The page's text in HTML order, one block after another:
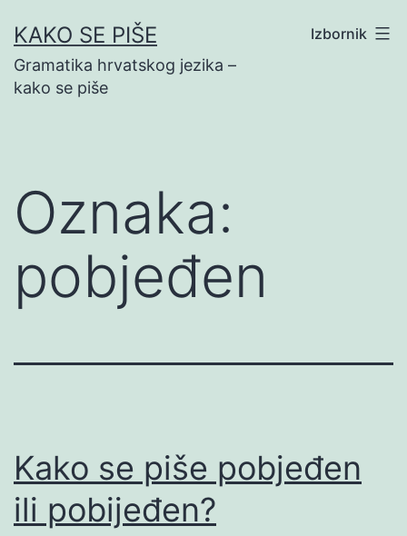
na
sadržaj
KAKO SE PIŠE
Gramatika hrvatskog jezika –
kako se piše
Izbornik
Oznaka:
pobjeđen
Kako se piše pobjeđen
ili pobijeđen?